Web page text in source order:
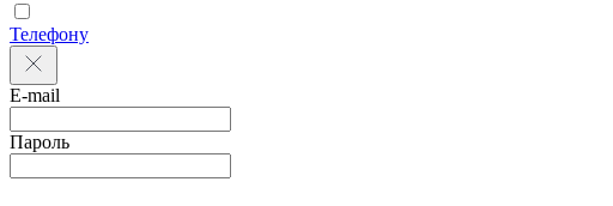
Телефону
E-mail
Пароль